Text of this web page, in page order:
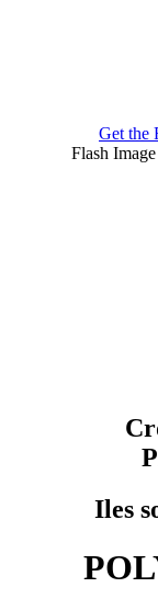
Get the
Flash
Iles